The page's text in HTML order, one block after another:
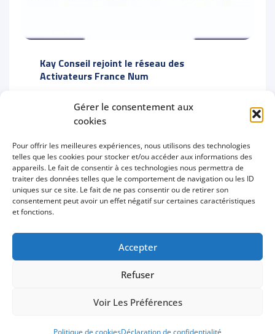
Gérer le consentement aux
cookies
Pour offrir les meilleures expériences, nous utilisons des technologies
telles que les cookies pour stocker et/ou accéder aux informations des
appareils. Le fait de consentir à ces technologies nous permettra de
traiter des données telles que le comportement de navigation ou les ID
uniques sur ce site. Le fait de ne pas consentir ou de retirer son
consentement peut avoir un effet négatif sur certaines caractéristiques
et fonctions.
Accepter
Refuser
Voir Les Préférences
Politique de cookiesDéclaration de confidentialité
Kay Conseil rejoint le réseau des
Activateurs France Num
Kay Conseil est référencé comme Activateur
France Num, le dispositif national soutenu par
l’État pour accompagner la transformation
numérique des TPE et PME françaises. À ce
titre, j’accompagne les entreprises dans la
structuration de leur stratégie digitale,
l’acquisition en ligne et l’amélioration de leur
visibilité sur Google et les moteurs d’IA.
DIGITAL FREELANCE | STRATÉGIE, VISIBILITÉ ET